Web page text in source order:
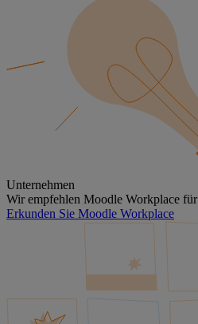
Unternehmen
Wir empfehlen Moodle Workplace
Erkunden Sie Moodle Workplace